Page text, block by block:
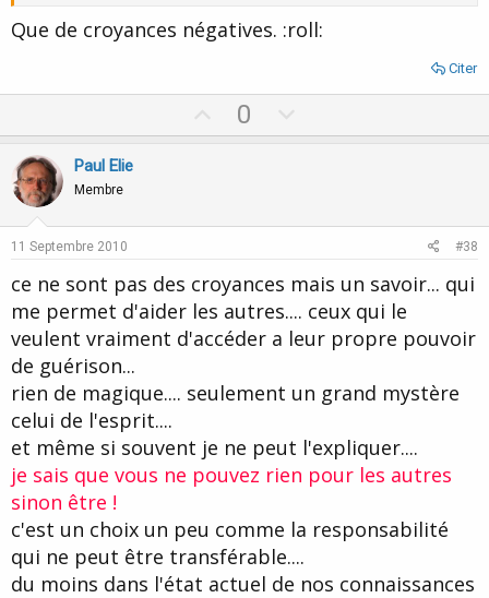
Que de croyances négatives. :roll:
Citer
p
t
0
o
v
e
Paul Elie
Membre
11 Septembre 2010 #38
ce ne sont pas des croyances mais un savoir... qui
me permet d'aider les autres.... ceux qui le
veulent vraiment d'accéder a leur propre pouvoir
de guérison...
rien de magique.... seulement un grand mystère
celui de l'esprit....
et même si souvent je ne peut l'expliquer....
je sais que vous ne pouvez rien pour les autres
sinon être !
c'est un choix un peu comme la responsabilité
qui ne peut être transférable....
du moins dans l'état actuel de nos connaissances